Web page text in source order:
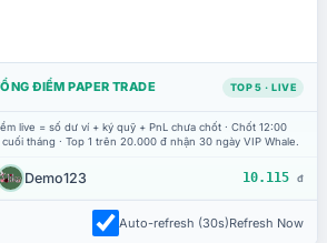
ĐIỂM PAPER TRADE TOP 5 · LIVE
live = số dư ví + ký quỹ + PnL chưa chốt · Chốt 12:00
tháng · Top 1 trên 20.000 đ nhận 30 ngày VIP Whale.
Demo123 10.115 đ
Auto-refresh (30s)Refresh Now